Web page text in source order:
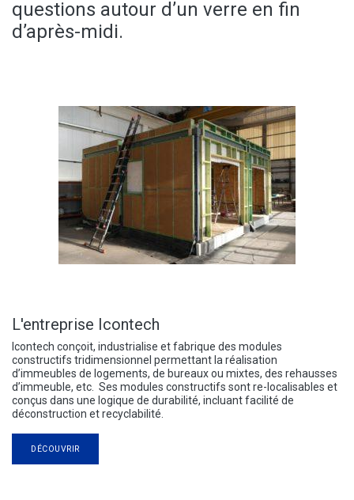
questions autour d’un verre en fin
d’après-midi.
L'entreprise Icontech
contech conçoit, industrialise et fabrique des modules
constructifs tridimensionnel permettant la réalisation
d’immeubles de logements, de bureaux ou mixtes, des rehausses
d’immeuble, etc. Ses modules constructifs sont re-localisables et
conçus dans une logique de durabilité, incluant facilité de
déconstruction et recyclabilité.
DÉCOUVRIR